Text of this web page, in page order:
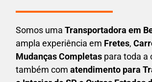
Somos uma Transportadora em
ampla experiência em Fretes,
Mudanças Completas para toda a
também com atendimento para